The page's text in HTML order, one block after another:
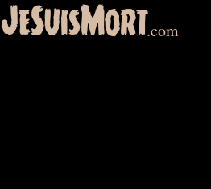
JeSuisMort.com